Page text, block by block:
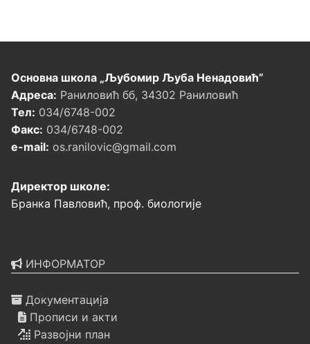
Основна школа „Љубомир Љуба Ненадовић”
Адреса: Раниловић бб, 34302 Раниловић
Тел: 034/6748-002
Факс: 034/6748-002
e-mail: os.ranilovic@gmail.com
Директор школе:
Бранка Павловић, проф. биологије
ИНФОРМАТОР
Документација
Прописи и акти
Развојни план